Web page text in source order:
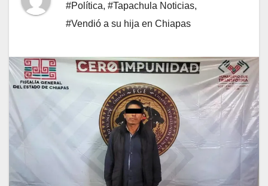
#Política, #Tapachula Noticias,
#Vendió a su hija en Chiapas